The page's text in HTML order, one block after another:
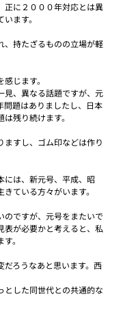
正に２０００年対応とは異
ます。
、持たざるものの立場が軽
じます。
見、異なる話題ですが、元
問題はありましたし、日本
残り続けます。
ますし、ゴム印などは作り
には、新元号、平成、昭
ている方々がいます。
のですが、元号をまたいで
表が必要かと考えると、私
。
だろうなあと思います。西
とした同世代との共通的な